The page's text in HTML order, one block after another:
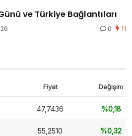
ve Türkiye Bağlantıları
0 11
Fiyat Değişim
47,7436 %0,18
55,2510 %0,32